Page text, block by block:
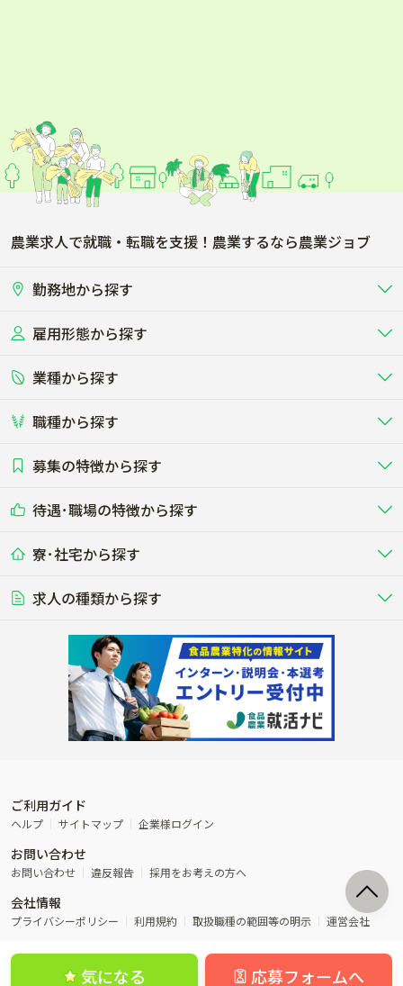
気になる 応募フォームへ
農業求人で就職・転職を支援！農業するなら農業ジョブ
勤務地から探す
北海道
関東
東海
雇用形態から探す
正社員 バイト・アルバイト・パート
短期アルバイト
その他（独立・副業など）
業種から探す
畜産（酪農･肉牛･養豚･養鶏など）
酪農
する牧場
養豚
る養豚場
レースで活躍する馬の手入れや子馬
その他畜産
その他動物の畜産業（羊、ウズラな
ど）
畑・圃場で野菜・穀物を生産 ビニールハウスで多様な野菜の生産
稲作
ビニールハウスで観賞用植物の栽
植物工場
環境制御された工場で野菜の生産管
理
農業資材･肥料
農場設備・肥料・飼料の生産・流
農業用の機械・機材の開発・販
流通･商社
農産物・農産品の物流・卸し・輸出
入
製造･加工･販売 福祉
その他農業関連企業
ネス
その他業種
木材の植林・伐採・加工、または
漁業･養殖
魚介類の採捕・養殖、または水産加
工場
職種から探す
農場･牧場･現場職
専門職（獣医師･人工授精師･
研究･開発 WEB･IT
その他職種
募集の特徴から探す
未経験歓迎
学歴不問
50代採用実績あり
AT免許OK
内定まで最短1週間 管理者･幹部採用
待遇･職場の特徴から探す
社会保険完備
食事補助あり
年間休日100日以上
経験者優遇 独立支援可能
寮･社宅から探す
単身寮あり
寮･社宅相談可
求人の種類から探す
転職おまかせ求人
ご利用ガイド
ヘルプ サイトマップ 企業様ログイン
お問い合わせ
お問い合わせ 違反報告 採用をお考えの方へ
会社情報
プライバシーポリシー 利用規約 取扱職種の範囲等の明示 運営会社